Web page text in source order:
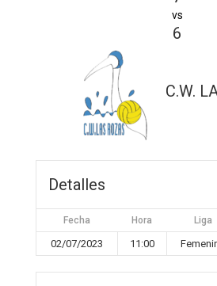
vs
6
C.W.
Detalles
Fecha Hora Liga
02/07/2023 11:00